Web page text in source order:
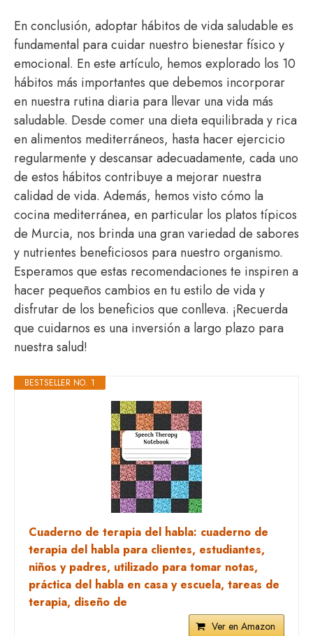
En conclusión, adoptar hábitos de vida saludable es
fundamental para cuidar nuestro bienestar físico y
emocional. En este artículo, hemos explorado los 10
hábitos más importantes que debemos incorporar
en nuestra rutina diaria para llevar una vida más
saludable. Desde comer una dieta equilibrada y rica
en alimentos mediterráneos, hasta hacer ejercicio
regularmente y descansar adecuadamente, cada uno
de estos hábitos contribuye a mejorar nuestra
calidad de vida. Además, hemos visto cómo la
cocina mediterránea, en particular los platos típicos
de Murcia, nos brinda una gran variedad de sabores
y nutrientes beneficiosos para nuestro organismo.
Esperamos que estas recomendaciones te inspiren a
hacer pequeños cambios en tu estilo de vida y
disfrutar de los beneficios que conlleva. ¡Recuerda
que cuidarnos es una inversión a largo plazo para
nuestra salud!
BESTSELLER NO. 1
Cuaderno de terapia del habla: cuaderno de
terapia del habla para clientes, estudiantes,
niños y padres, utilizado para tomar notas,
práctica del habla en casa y escuela, tareas de
terapia, diseño de
Ver en Amazon